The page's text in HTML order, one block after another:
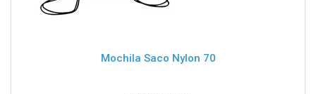
Mochila Saco Nylon 70